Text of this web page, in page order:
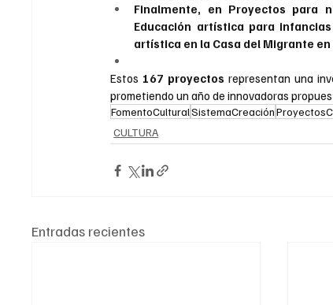
Finalmente, en Proyectos para
Educación artística para
artística en la Casa del Migrante
Estos 167 proyectos representan una
prometiendo un año de innovadoras
FomentoCulturalSistemaCreación
CULTURA
Entradas recientes